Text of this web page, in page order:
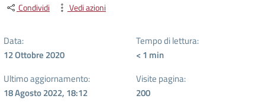
Condividi Vedi azioni
Data:
12 Ottobre 2020
Tempo di lettura:
< 1 min
Ultimo aggiornamento:
18 Agosto 2022, 18:12
Visite pagina:
200